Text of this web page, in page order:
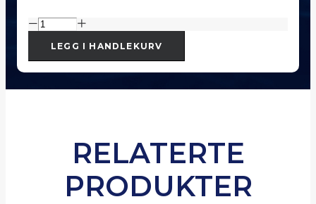
Neoprene
25mm
25
M
(meterpris)
LEGG I HANDLEKURV
RELATERTE
PRODUKTER